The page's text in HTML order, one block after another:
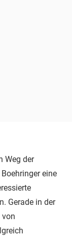
Weg der
eine
Gerade in der
von